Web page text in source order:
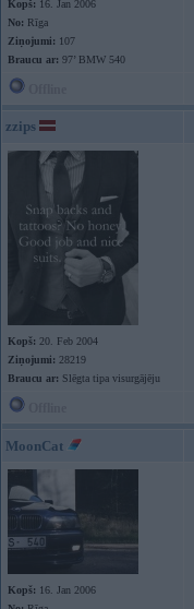
Kopš: 16. Jan 2006
No: Rīga
Ziņojumi: 107
Braucu ar: 97’ BMW 540
zzips
Kopš: 20. Feb 2004
Ziņojumi: 28219
Braucu ar: Slēgta tipa visurgājēju
MoonCat
Kopš: 16. Jan 2006